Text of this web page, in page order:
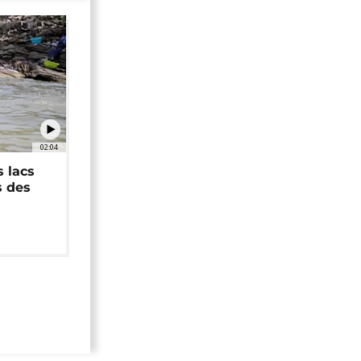
02:04
lacs
des